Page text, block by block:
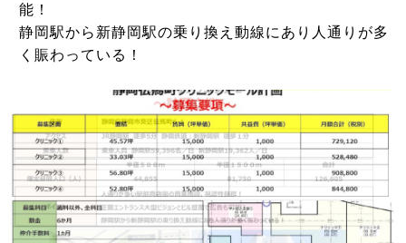
能！
静岡駅から新静岡駅の乗り換え動線にあり人通りが多
く賑わっている！